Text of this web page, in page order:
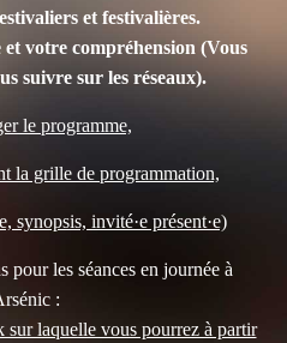
et festivalières.
votre compréhension (Vous
suivre sur les réseaux).
le programme,
la grille de programmation,
invité·e présent·e)
les séances en journée à
:
laquelle vous pourrez à partir